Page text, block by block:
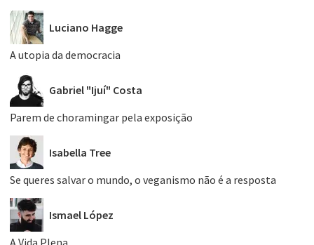
Luciano Hagge
A utopia da democracia
Gabriel "Ijuí" Costa
Parem de choramingar pela exposição
Isabella Tree
Se queres salvar o mundo, o veganismo não é a resposta
Ismael López
A Vida Plena